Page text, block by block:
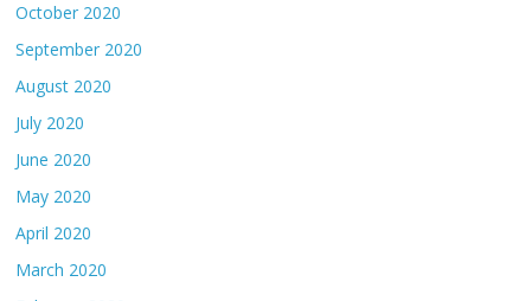
October 2020
September 2020
August 2020
July 2020
June 2020
May 2020
April 2020
March 2020